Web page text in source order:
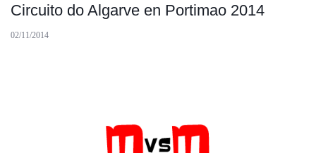
Circuito do Algarve en Portimao 2014
02/11/2014